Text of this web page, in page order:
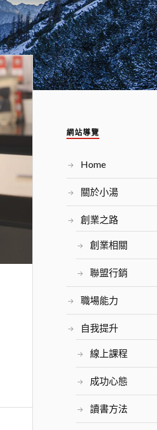
網站導覽
Home
關於小湯
創業之路
創業相關
聯盟行銷
職場能力
自我提升
線上課程
成功心態
讀書方法